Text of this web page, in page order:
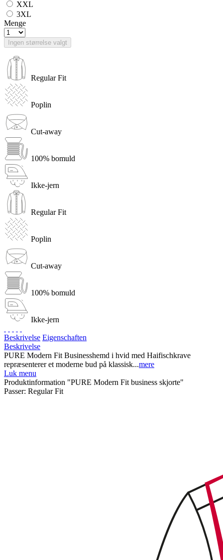
XXL
3XL
Menge
Ingen størrelse valgt
Regular Fit
Poplin
Cut-away
100% bomuld
Ikke-jern
Regular Fit
Poplin
Cut-away
100% bomuld
Ikke-jern
Beskrivelse Eigenschaften
Beskrivelse
PURE Modern Fit Businesshemd i hvid med Haifischkrave
repræsenterer et moderne bud på klassisk...mere
Luk menu
Produktinformation "PURE Modern Fit business skjorte"
Passer: Regular Fit